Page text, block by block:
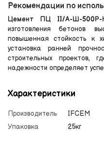
Рекомендации по
Цемент ПЦ II/А-Ш-500Р-
изготовления бетонов
повышенная стойкость к
установка ранней
строительных проектов,
надежности определяет
Характеристики
Производитель
IFCEM
Упаковка
25кг